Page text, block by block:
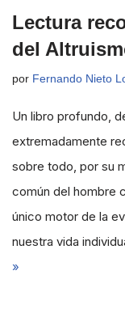
Lectura
del
por Fernando Nieto
Un libro profundo,
extremadamente
sobre todo, por su
común del hombre
único motor de la
nuestra vida
»